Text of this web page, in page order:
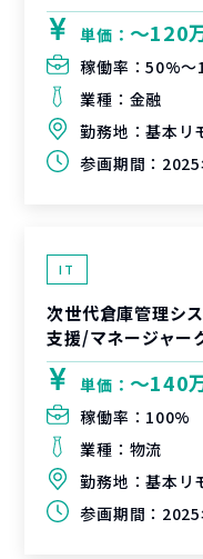
単価： 〜120
稼働率：50%〜
業種： 金融
勤務地：基本リ
参画期間：
IT
次世代倉庫管理シ
支援/マネージャー
単価： 〜140
稼働率： 100%
業種： 物流
勤務地：基本リ
参画期間：